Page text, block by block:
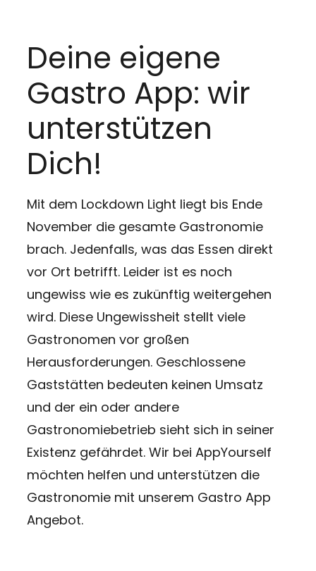
Deine eigene
Gastro App: wir
unterstützen
Dich!
Mit dem Lockdown Light liegt bis Ende
November die gesamte Gastronomie
brach. Jedenfalls, was das Essen direkt
vor Ort betrifft. Leider ist es noch
ungewiss wie es zukünftig weitergehen
wird. Diese Ungewissheit stellt viele
Gastronomen vor großen
Herausforderungen. Geschlossene
Gaststätten bedeuten keinen Umsatz
und der ein oder andere
Gastronomiebetrieb sieht sich in seiner
Existenz gefährdet. Wir bei AppYourself
möchten helfen und unterstützen die
Gastronomie mit unserem Gastro App
Angebot.